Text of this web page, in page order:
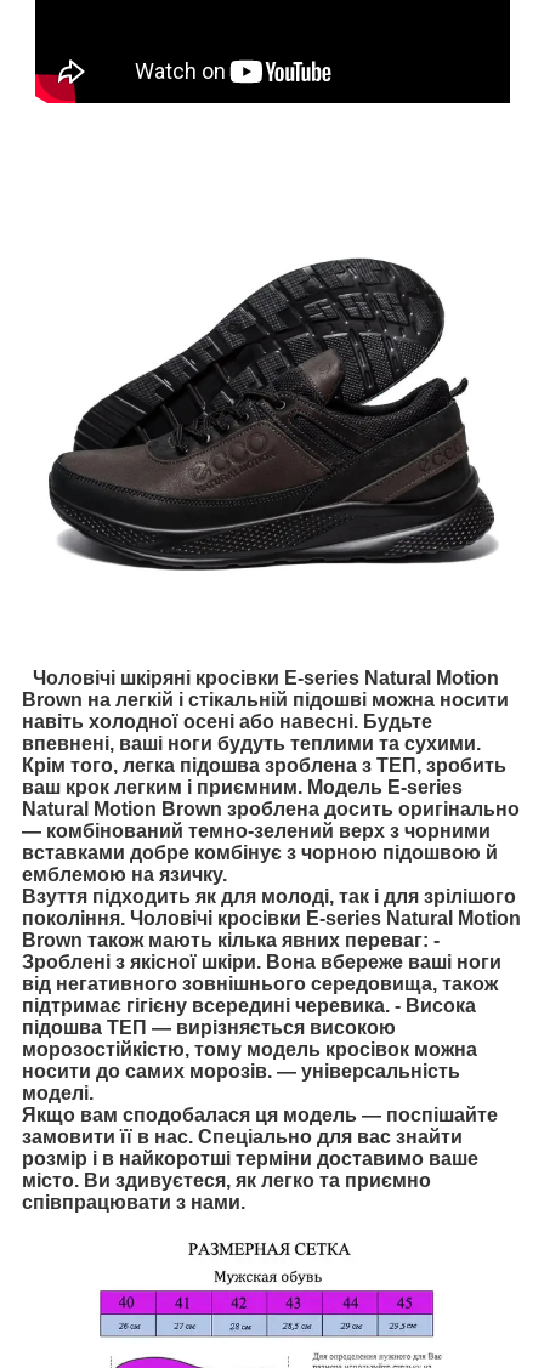
Чоловічі шкіряні кросівки Е-series Natural Motion
Brown на легкій і стікальній підошві можна носити
навіть холодної осені або навесні. Будьте
впевнені, ваші ноги будуть теплими та сухими.
Крім того, легка підошва зроблена з ТЕП, зробить
ваш крок легким і приємним. Модель Е-series
Natural Motion Brown зроблена досить оригінально
— комбінований темно-зелений верх з чорними
вставками добре комбінує з чорною підошвою й
емблемою на язичку.
Взуття підходить як для молоді, так і для зрілішого
покоління. Чоловічі кросівки Е-series Natural Motion
Brown також мають кілька явних переваг: -
Зроблені з якісної шкіри. Вона вбереже ваші ноги
від негативного зовнішнього середовища, також
підтримає гігієну всередині черевика. - Висока
підошва ТЕП — вирізняється високою
морозостійкістю, тому модель кросівок можна
носити до самих морозів. — універсальність
моделі.
Якщо вам сподобалася ця модель — поспішайте
замовити її в нас. Спеціально для вас знайти
розмір і в найкоротші терміни доставимо ваше
місто. Ви здивуєтеся, як легко та приємно
співпрацювати з нами.